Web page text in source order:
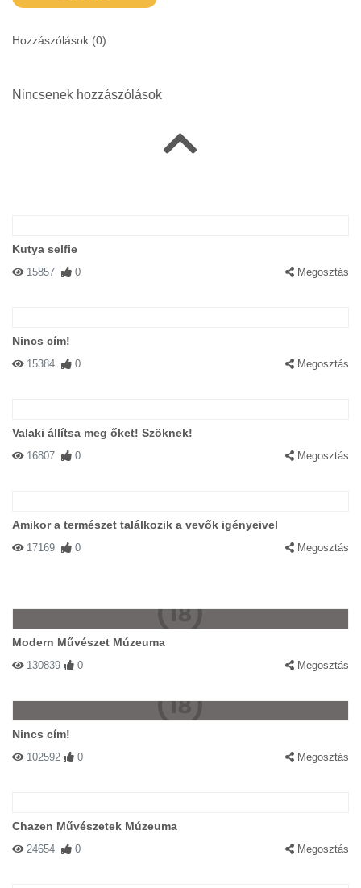
Hozzászólások (0)
Nincsenek hozzászólások
Kutya selfie
15857 0 Megosztás
Nincs cím!
15384 0 Megosztás
Valaki állítsa meg őket! Szöknek!
16807 0 Megosztás
Amikor a természet találkozik a vevők igényeivel
17169 0 Megosztás
Modern Művészet Múzeuma
130839 0 Megosztás
Nincs cím!
102592 0 Megosztás
Chazen Művészetek Múzeuma
24654 0 Megosztás